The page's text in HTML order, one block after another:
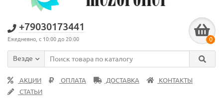
+79030173441
Ежедневно, с 10:00 до 20:00 0
Везде
АКЦИИ ОПЛАТА ДОСТАВКА
КОНТАКТЫ
СТАТЬИ